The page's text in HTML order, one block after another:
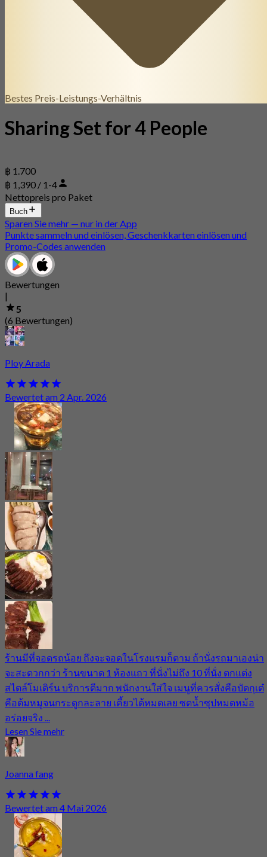
Bestes Preis-Leistungs-Verhältnis
Sharing Set for 4 People
฿ 1.700
฿ 1,390 / 1-4
Nettopreis pro Paket
Buch
Sparen Sie mehr — nur in der App
Punkte sammeln und einlösen, Geschenkkarten einlösen und
Promo-Codes anwenden
Bewertungen
|
5
(6 Bewertungen)
Ploy Arada
Bewertet am 2 Apr. 2026
ร้านมีที่จอดรถน้อย ถึงจะจอดในโรงแรมก็ตาม ถ้านั่งรถมาเองน่า
จะสะดวกกว่า ร้านขนาด 1 ห้องแถว ที่นั่งไม่ถึง 10 ที่นั่ง ตกแต่ง
สไตล์โมเดิร์น บริการดีมาก พนักงานใส่ใจ เมนูที่ควรสั่งคือบัดกุเต๋
คือต้มหมูจนกระดูกละลาย เคี้ยวได้หมดเลย ซดน้ำซุปหมดหม้อ
อร่อยจริง ...
Lesen Sie mehr
Joanna fang
Bewertet am 4 Mai 2026